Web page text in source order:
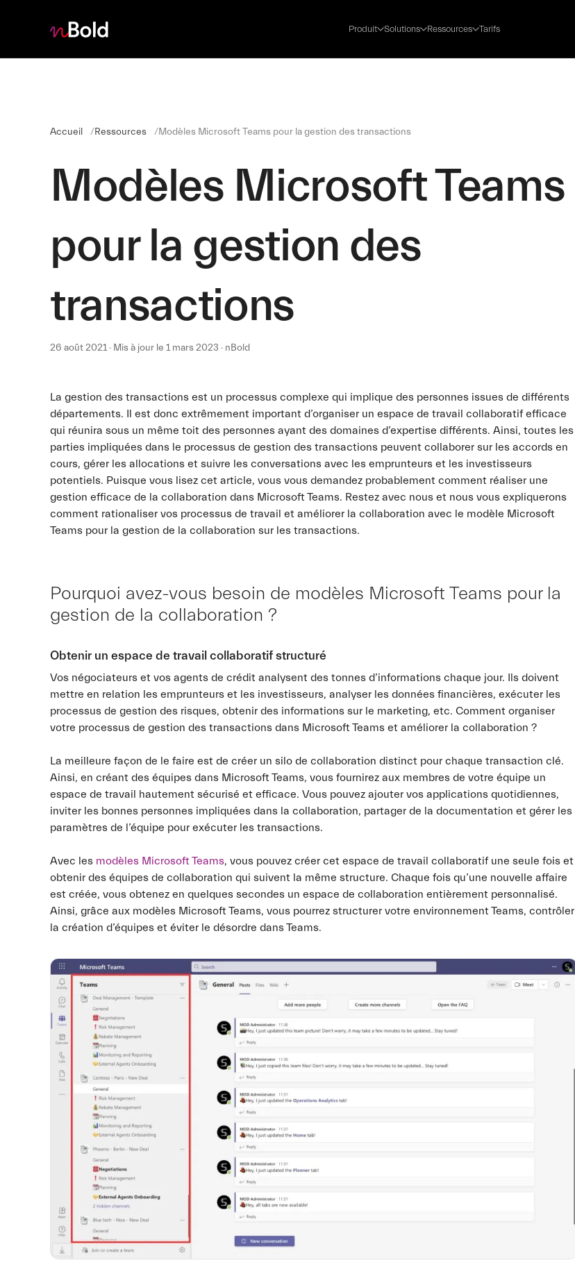
Produit Solutions Ressources Tarifs
Accueil Ressources Modèles Microsoft Teams pour la gestion des transactions
Modèles Microsoft Teams
pour la gestion des
transactions
26 août 2021 · Mis à jour le 1 mars 2023 · nBold
La gestion des transactions est un processus complexe qui implique des personnes issues de différents
départements. Il est donc extrêmement important d’organiser un espace de travail collaboratif efficace
qui réunira sous un même toit des personnes ayant des domaines d’expertise différents. Ainsi, toutes les
parties impliquées dans le processus de gestion des transactions peuvent collaborer sur les accords en
cours, gérer les allocations et suivre les conversations avec les emprunteurs et les investisseurs
potentiels. Puisque vous lisez cet article, vous vous demandez probablement comment réaliser une
gestion efficace de la collaboration dans Microsoft Teams. Restez avec nous et nous vous expliquerons
comment rationaliser vos processus de travail et améliorer la collaboration avec le modèle Microsoft
Teams pour la gestion de la collaboration sur les transactions.
Pourquoi avez-vous besoin de modèles Microsoft Teams pour la
gestion de la collaboration ?
Obtenir un espace de travail collaboratif structuré
Vos négociateurs et vos agents de crédit analysent des tonnes d’informations chaque jour. Ils doivent
mettre en relation les emprunteurs et les investisseurs, analyser les données financières, exécuter les
processus de gestion des risques, obtenir des informations sur le marketing, etc. Comment organiser
votre processus de gestion des transactions dans Microsoft Teams et améliorer la collaboration ?
La meilleure façon de le faire est de créer un silo de collaboration distinct pour chaque transaction clé.
Ainsi, en créant des équipes dans Microsoft Teams, vous fournirez aux membres de votre équipe un
espace de travail hautement sécurisé et efficace. Vous pouvez ajouter vos applications quotidiennes,
inviter les bonnes personnes impliquées dans la collaboration, partager de la documentation et gérer les
paramètres de l’équipe pour exécuter les transactions.
Avec les modèles Microsoft Teams, vous pouvez créer cet espace de travail collaboratif une seule fois et
obtenir des équipes de collaboration qui suivent la même structure. Chaque fois qu’une nouvelle affaire
est créée, vous obtenez en quelques secondes un espace de collaboration entièrement personnalisé.
Ainsi, grâce aux modèles Microsoft Teams, vous pourrez structurer votre environnement Teams, contrôler
la création d’équipes et éviter le désordre dans Teams.